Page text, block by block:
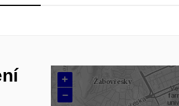
+
–